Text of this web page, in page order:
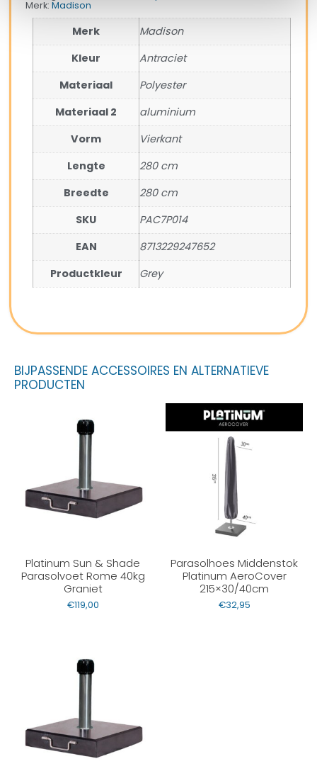
Merk:Madison
Merk
Madison
Kleur
Antraciet
Materiaal
Polyester
Materiaal 2
aluminium
Vorm
Vierkant
Lengte
280 cm
Breedte
280 cm
SKU
PAC7P014
EAN
8713229247652
Productkleur
Grey
BIJPASSENDE ACCESSOIRES EN ALTERNATIEVE
PRODUCTEN
Platinum Sun & Shade
Parasolvoet Rome 40kg
Graniet
€119,00
Parasolhoes Middenstok
Platinum AeroCover
215×30/40cm
€32,95